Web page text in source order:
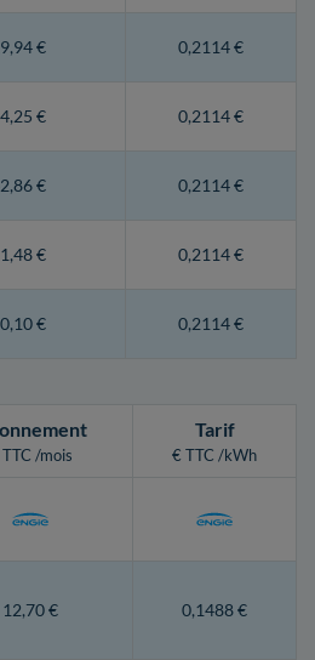
€ 0,2114 €
€ 0,2114 €
€ 0,2114 €
€ 0,2114 €
€ 0,2114 €
/mois
Tarif
€ TTC /kWh
12,70 € 0,1488 €